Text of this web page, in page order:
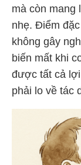
mà còn mang
nhẹ. Điểm
không gây
biến mất khi
được tất cả
phải lo về tác